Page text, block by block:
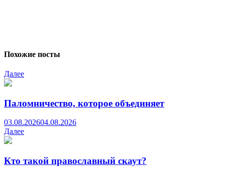
Похожие посты
Далее
Паломничество, которое объединяет
03.08.202604.08.2026
Далее
Кто такой православный скаут?